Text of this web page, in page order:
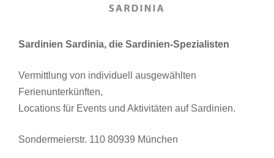
Sardinien Sardinia, die Sardinien-Spezialisten
Vermittlung von individuell ausgewählten
Ferienunterkünften,
Locations für Events und Aktivitäten auf Sardinien.
Sondermeierstr. 110 80939 München